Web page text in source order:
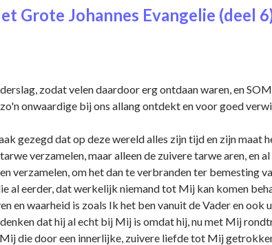
Grote Johannes Evangelie (deel
zodat velen daardoor erg ontdaan waren, en
onwaardige bij ons allang ontdekt en voor goed
gezegd dat op deze wereld alles zijn tijd en zijn maat
verzamelen, maar alleen de zuivere tarwe aren, en
verzamelen, om het dan te verbranden ter bemesting
al eerder, dat werkelijk niemand tot Mij kan komen
en waarheid is zoals Ik het ben vanuit de Vader en
denken dat hij al echt bij Mij is omdat hij, nu met Mij
die door een innerlijke, zuivere liefde tot Mij